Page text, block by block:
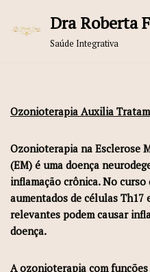
Pular
Dra Roberta
Saúde Integrativa
Ozonioterapia Auxilia
Ozonioterapia na Esclerose
(EM) é uma doença
inflamação crônica. No curso
aumentados de células
relevantes podem causar
doença.
A ozonioterapia com